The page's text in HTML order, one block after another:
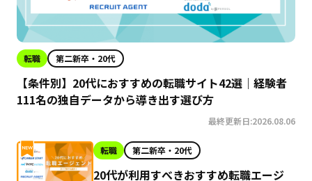
転職 第二新卒・20代
【条件別】20代におすすめの転職サイト42選｜経験者
111名の独自データから導き出す選び方
最終更新日:2026.08.06
転職 第二新卒・20代
20代が利用すべきおすすめ転職エージ